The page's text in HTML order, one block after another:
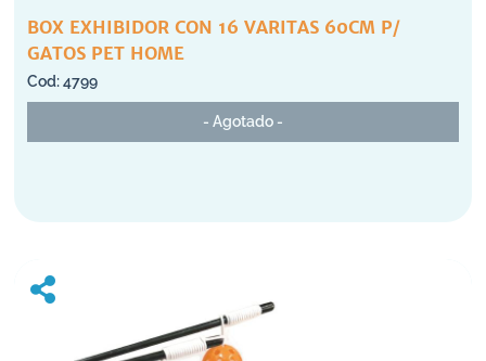
BOX EXHIBIDOR CON 16 VARITAS 60CM P/
GATOS PET HOME
4799
- Agotado -